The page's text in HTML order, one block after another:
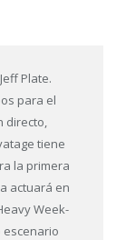
Plate.
para el
directo,
tiene
la primera
actuará en
Week-
escenario